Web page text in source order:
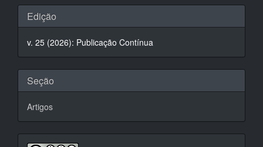
Detalhes
do
artigo
Edição
v. 25 (2026): Publicação Contínua
Seção
Artigos